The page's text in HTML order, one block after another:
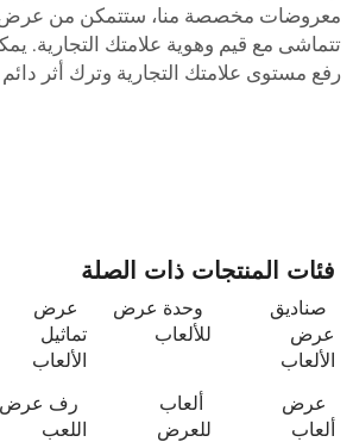
مخصصة منا، ستتمكن من عرض
مع قيم وهوية علامتك التجارية.
مستوى علامتك التجارية وترك أثر دائم
فئات المنتجات ذات الصلة
صناديق
عرض
الألعاب
وحدة عرض
للألعاب
عرض
تماثيل
الألعاب
عرض
ألعاب
ألعاب
للعرض
رف عرض
اللعب